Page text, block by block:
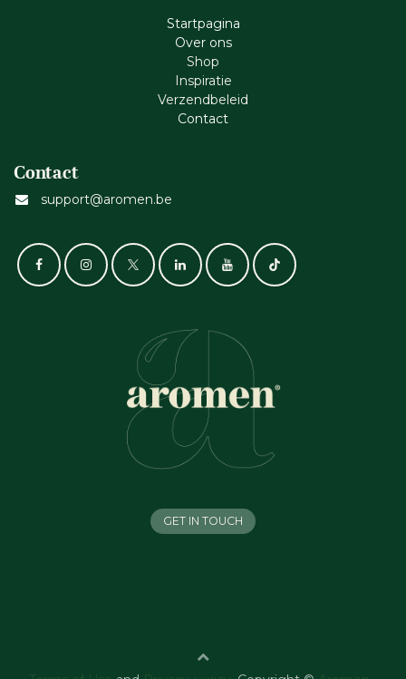
Startpagina
Ove​r​ ons
Shop
Inspiratie
Verzendbeleid
Cont​act
Contact
support@aromen.be
GET IN TOUCH